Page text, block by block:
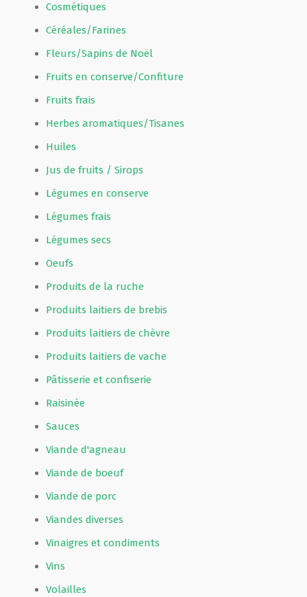
Cosmétiques
Céréales/Farines
Fleurs/Sapins de Noël
Fruits en conserve/Confiture
Fruits frais
Herbes aromatiques/Tisanes
Huiles
Jus de fruits / Sirops
Légumes en conserve
Légumes frais
Légumes secs
Oeufs
Produits de la ruche
Produits laitiers de brebis
Produits laitiers de chèvre
Produits laitiers de vache
Pâtisserie et confiserie
Raisinée
Sauces
Viande d'agneau
Viande de boeuf
Viande de porc
Viandes diverses
Vinaigres et condiments
Vins
Volailles